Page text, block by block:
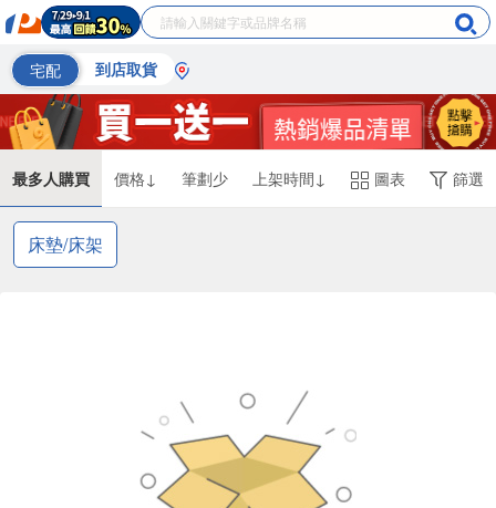
宅配 到店取貨
最多人購買 價格↓ 筆劃少 上架時間↓ 圖表 篩選
床墊/床架